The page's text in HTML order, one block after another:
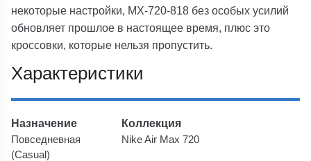
некоторые настройки, MX-720-818 без особых усилий
обновляет прошлое в настоящее время, плюс это
кроссовки, которые нельзя пропустить.
Характеристики
Назначение
Повседневная
(Casual)
Коллекция
Nike Air Max 720